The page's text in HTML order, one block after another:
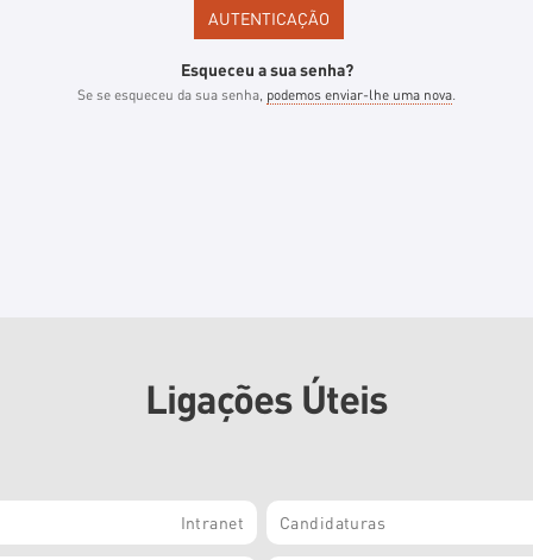
Esqueceu a sua senha?
Se se esqueceu da sua senha, podemos enviar-lhe uma nova.
Ligações Úteis
Intranet Candidaturas